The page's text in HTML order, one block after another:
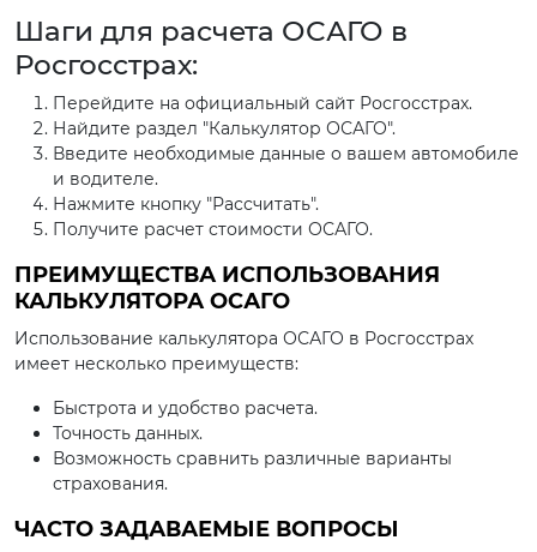
Шаги для расчета ОСАГО в
Росгосстрах:
Перейдите на официальный сайт Росгосстрах.
Найдите раздел "Калькулятор ОСАГО".
Введите необходимые данные о вашем автомобиле
и водителе.
Нажмите кнопку "Рассчитать".
Получите расчет стоимости ОСАГО.
ПРЕИМУЩЕСТВА ИСПОЛЬЗОВАНИЯ
КАЛЬКУЛЯТОРА ОСАГО
Использование калькулятора ОСАГО в Росгосстрах
имеет несколько преимуществ:
Быстрота и удобство расчета.
Точность данных.
Возможность сравнить различные варианты
страхования.
ЧАСТО ЗАДАВАЕМЫЕ ВОПРОСЫ